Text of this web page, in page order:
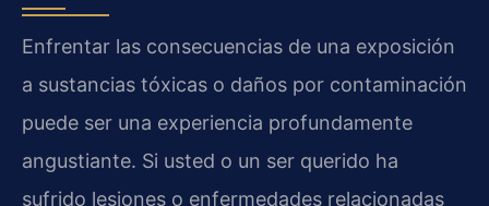
Enfrentar las consecuencias de una exposición
a sustancias tóxicas o daños por contaminación
puede ser una experiencia profundamente
angustiante. Si usted o un ser querido ha
sufrido lesiones o enfermedades relacionadas